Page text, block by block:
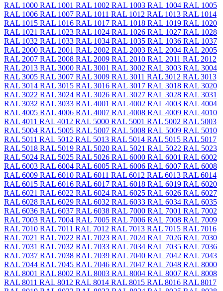
RAL 1000 RAL 1001 RAL 1002 RAL 1003 RAL 1004 RAL 1005
RAL 1006 RAL 1007 RAL 1011 RAL 1012 RAL 1013 RAL 1014
RAL 1015 RAL 1016 RAL 1017 RAL 1018 RAL 1019 RAL 1020
RAL 1021 RAL 1023 RAL 1024 RAL 1026 RAL 1027 RAL 1028
RAL 1032 RAL 1033 RAL 1034 RAL 1035 RAL 1036 RAL 1037
RAL 2000 RAL 2001 RAL 2002 RAL 2003 RAL 2004 RAL 2005
RAL 2007 RAL 2008 RAL 2009 RAL 2010 RAL 2011 RAL 2012
RAL 2013 RAL 3000 RAL 3001 RAL 3002 RAL 3003 RAL 3004
RAL 3005 RAL 3007 RAL 3009 RAL 3011 RAL 3012 RAL 3013
RAL 3014 RAL 3015 RAL 3016 RAL 3017 RAL 3018 RAL 3020
RAL 3022 RAL 3024 RAL 3026 RAL 3027 RAL 3028 RAL 3031
RAL 3032 RAL 3033 RAL 4001 RAL 4002 RAL 4003 RAL 4004
RAL 4005 RAL 4006 RAL 4007 RAL 4008 RAL 4009 RAL 4010
RAL 4011 RAL 4012 RAL 5000 RAL 5001 RAL 5002 RAL 5003
RAL 5004 RAL 5005 RAL 5007 RAL 5008 RAL 5009 RAL 5010
RAL 5011 RAL 5012 RAL 5013 RAL 5014 RAL 5015 RAL 5017
RAL 5018 RAL 5019 RAL 5020 RAL 5021 RAL 5022 RAL 5023
RAL 5024 RAL 5025 RAL 5026 RAL 6000 RAL 6001 RAL 6002
RAL 6003 RAL 6004 RAL 6005 RAL 6006 RAL 6007 RAL 6008
RAL 6009 RAL 6010 RAL 6011 RAL 6012 RAL 6013 RAL 6014
RAL 6015 RAL 6016 RAL 6017 RAL 6018 RAL 6019 RAL 6020
RAL 6021 RAL 6022 RAL 6024 RAL 6025 RAL 6026 RAL 6027
RAL 6028 RAL 6029 RAL 6032 RAL 6033 RAL 6034 RAL 6035
RAL 6036 RAL 6037 RAL 6038 RAL 7000 RAL 7001 RAL 7002
RAL 7003 RAL 7004 RAL 7005 RAL 7006 RAL 7008 RAL 7009
RAL 7010 RAL 7011 RAL 7012 RAL 7013 RAL 7015 RAL 7016
RAL 7021 RAL 7022 RAL 7023 RAL 7024 RAL 7026 RAL 7030
RAL 7031 RAL 7032 RAL 7033 RAL 7034 RAL 7035 RAL 7036
RAL 7037 RAL 7038 RAL 7039 RAL 7040 RAL 7042 RAL 7043
RAL 7044 RAL 7045 RAL 7046 RAL 7047 RAL 7048 RAL 8000
RAL 8001 RAL 8002 RAL 8003 RAL 8004 RAL 8007 RAL 8008
RAL 8011 RAL 8012 RAL 8014 RAL 8015 RAL 8016 RAL 8017